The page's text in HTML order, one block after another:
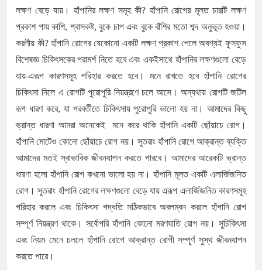
লক্ষণ বেড়ে যায়। হাঁপানির লক্ষণ সমূহ কী? হাঁপানি রোগের মূলত চারটি লক্ষণ
প্রকাশ পায় কাশি, শ্বাসকষ্ট, বুকে চাপ এবং বুকে বাঁশির মতো শব্দ অনুভূত হওয়া।
করণীয় কী? হাঁপানি রোগের যেকোনো একটি লক্ষণ প্রকাশ পেলে অবশ্যই ফুসফুস
বিশেষজ্ঞ চিকিৎসকের পরামর্শ নিতে হবে এবং একইসাথে হাঁপানির লক্ষণগুলো বেড়ে
যায়-এরূপ কারণসমূহ পরিহার করতে হবে। মনে রাখতে হবে হাঁপানি রোগের
চিকিৎসা নিলে এ রোগটি পুরোপুরি নিয়ন্ত্রণে চলে আসে। অন্যথায় রোগটি জটিল
রূপ ধারণ করে, যা পরবর্তীতে চিকিৎসায় পুরোপুরি ভালো হয় না। আমাদের কিছু
ভ্রান্ত ধারণা আমরা অনেকেই মনে করে থাকি হাঁপানি একটি ছোঁয়াচে রোগ।
হাঁপানি মোটেও কোনো ছোঁয়াচে রোগ নয়। সুতরাং হাঁপানি রোগে আক্রান্ত ব্যক্তি
আমাদের মতই স্বাভাবিক জীবনযাপন করতে পারবে। আমাদের আরেকটি ভ্রান্ত
ধারণা হলো হাঁপানি রোগ কখনো ভালো হয় না। হাঁপানি মূলত একটি এলার্জিজনিত
রোগ। সুতরাং হাঁপানি রোগের লক্ষণগুলো বেড়ে যায় এরূপ এলার্জিজনিত কারণসমূহ
পরিহার করলে এবং চিকিৎসা পদ্ধতি সঠিকভাবে অবলম্বন করলে হাঁপানি রোগ
সম্পূর্ণ নিয়ন্ত্রণ থাকে। সর্বোপরি হাঁপানি কোনো মরণঘাতি রোগ নয়। সুচিকিৎসা
এবং নিয়ম মেনে চললে হাঁপানি রোগে আক্রান্ত রোগী সম্পূর্ণ সুস্থ জীবনযাপন
করতে পারে।